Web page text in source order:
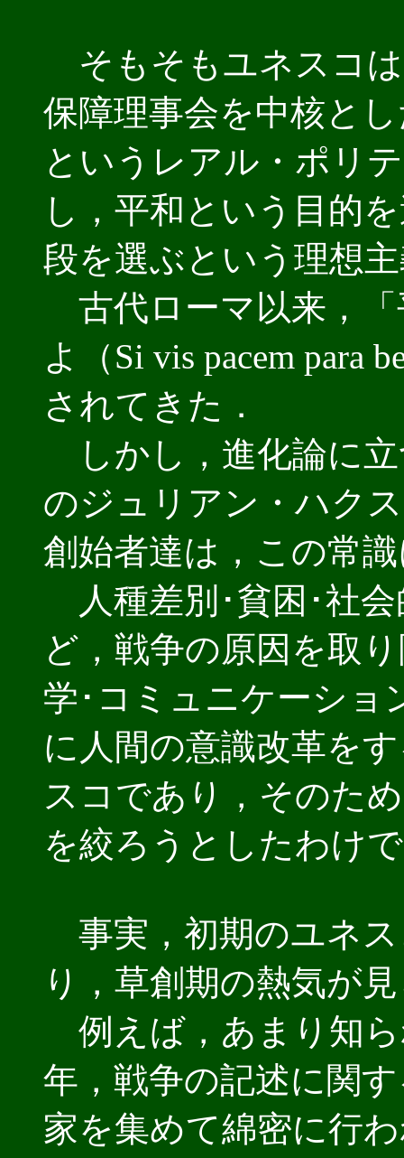
そもそもユネスコ
保障理事会を中核と
というレアル・ポリ
し，平和という目的
段を選ぶという理想
古代ローマ以来，
よ（Si vis pacem para
されてきた．
しかし，進化論に立
のジュリアン・ハク
創始者達は，この常
人種差別･貧困･社会
ど，戦争の原因を取
学･コミュニケーショ
に人間の意識改革を
スコであり，そのた
を絞ろうとしたわけ
事実，初期のユネ
り，草創期の熱気が
例えば，あまり知ら
年，戦争の記述に関
家を集めて綿密に行